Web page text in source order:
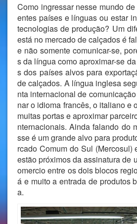
Como ingressar nesse mundo
entes países e línguas ou estar
tecnologias de produção? Um
está no mercado de calçados é
e não somente comunicar-se,
s da língua como aproximar-se
s dos países alvos para
de calçados. A língua inglesa
nta internacional de
nar o idioma francês, o italiano e
muitas portas e aproximar
nternacionais. Ainda falando do
sse é um grande alvo para
rcado Comum do Sul (Mercosul)
estão próximos da assinatura de
omercio entre os dois blocos
á e muito a entrada de produtos
a.